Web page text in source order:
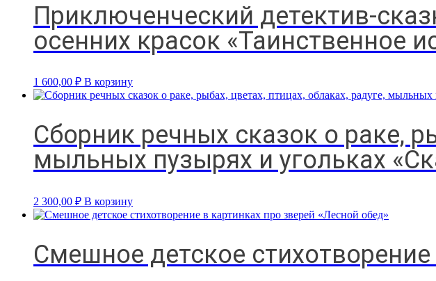
Приключенческий детектив-
осенних красок «Таинственное
1 600,00 ₽ В корзину
Сборник речных сказок о раке,
мыльных пузырях и угольках
2 300,00 ₽ В корзину
Смешное детское